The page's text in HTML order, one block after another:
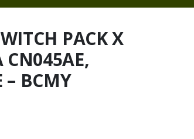
PACK X
CN045AE,
– BCMY